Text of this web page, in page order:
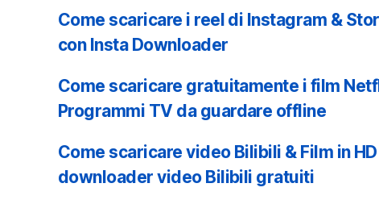
Come scaricare i reel di Instagram &
con Insta Downloader
Come scaricare gratuitamente i film
Programmi TV da guardare offline
Come scaricare video Bilibili & Film in
downloader video Bilibili gratuiti